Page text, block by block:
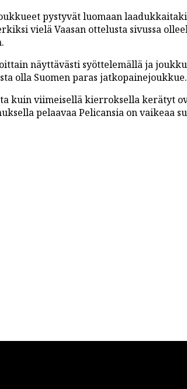
pystyvät luomaan
vielä Vaasan ottelusta sivussa
näyttävästi syöttelemällä ja
olla Suomen paras jatkopainejoukkue.
kuin viimeisellä kierroksella kerätyt
pelaavaa Pelicansia on vaikeaa